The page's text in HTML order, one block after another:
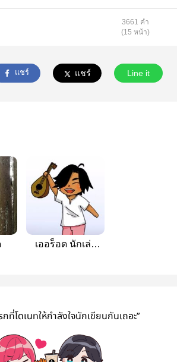
3661 คำ
(15 หน้า)
แชร์ แชร์ Line it
เออร็อด นักเล่า
ที่โดเนทให้กำลังใจนักเขียนกันเถอะ”